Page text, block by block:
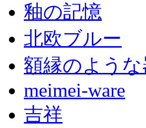
釉の記憶
北欧ブルー
額縁のような
meimei-ware
吉祥